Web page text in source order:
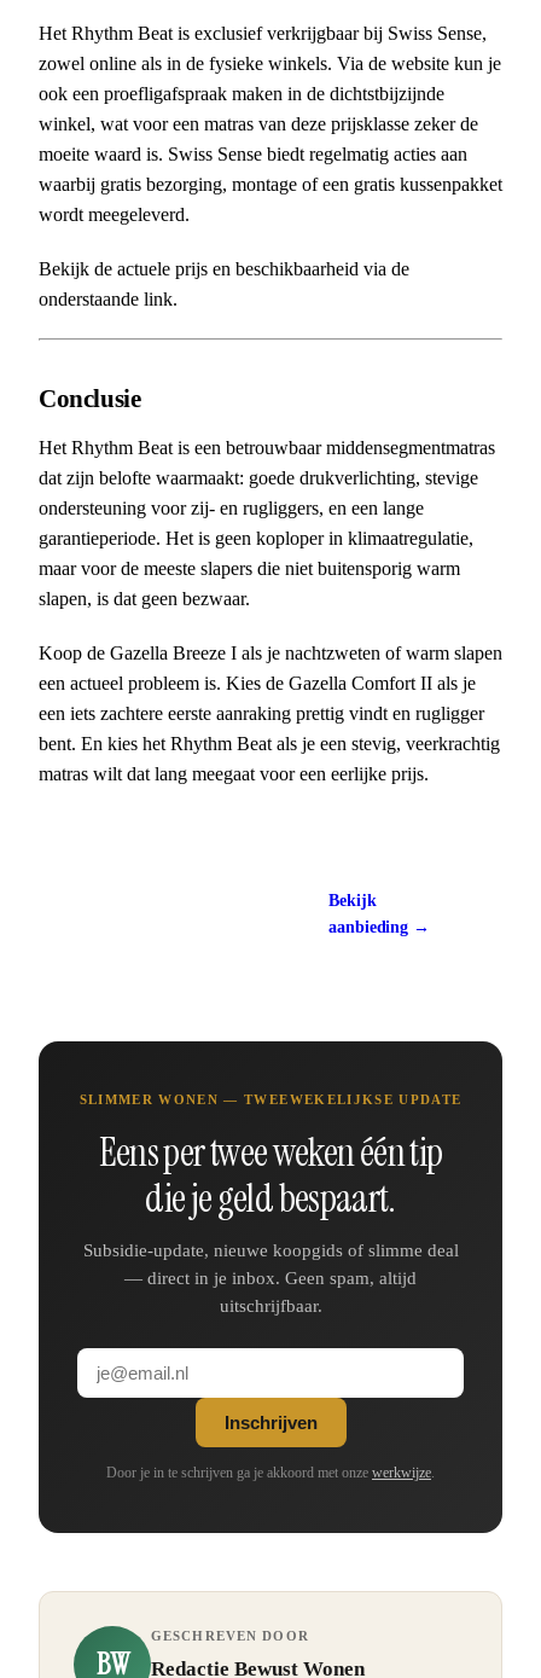
Het Rhythm Beat is exclusief verkrijgbaar bij Swiss Sense,
zowel online als in de fysieke winkels. Via de website kun je
ook een proefligafspraak maken in de dichtstbijzijnde
winkel, wat voor een matras van deze prijsklasse zeker de
moeite waard is. Swiss Sense biedt regelmatig acties aan
waarbij gratis bezorging, montage of een gratis kussenpakket
wordt meegeleverd.
Bekijk de actuele prijs en beschikbaarheid via de
onderstaande link.
Conclusie
Het Rhythm Beat is een betrouwbaar middensegmentmatras
dat zijn belofte waarmaakt: goede drukverlichting, stevige
ondersteuning voor zij- en rugliggers, en een lange
garantieperiode. Het is geen koploper in klimaatregulatie,
maar voor de meeste slapers die niet buitensporig warm
slapen, is dat geen bezwaar.
Koop de Gazella Breeze I als je nachtzweten of warm slapen
een actueel probleem is. Kies de Gazella Comfort II als je
een iets zachtere eerste aanraking prettig vindt en rugligger
bent. En kies het Rhythm Beat als je een stevig, veerkrachtig
matras wilt dat lang meegaat voor een eerlijke prijs.
Bekijk
aanbieding →
SLIMMER WONEN — TWEEWEKELIJKSE UPDATE
Eens per twee weken één tip
die je geld bespaart.
Subsidie-update, nieuwe koopgids of slimme deal
— direct in je inbox. Geen spam, altijd
uitschrijfbaar.
Inschrijven
Door je in te schrijven ga je akkoord met onze werkwijze
BW
GESCHREVEN DOOR
Redactie Bewust Wonen